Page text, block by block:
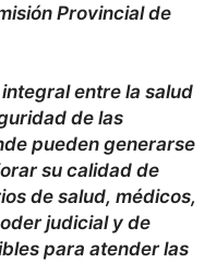
Provincial de
entre la salud
de las
pueden generarse
su calidad de
de salud, médicos,
judicial y de
para atender las